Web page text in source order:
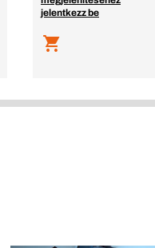
jelentkezz be